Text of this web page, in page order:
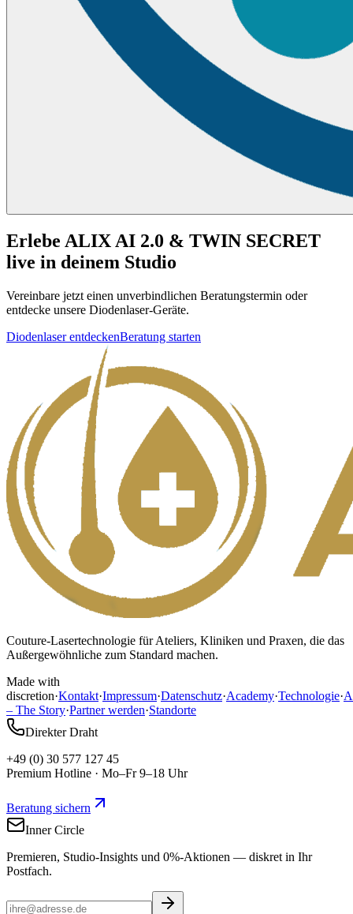
Erlebe ALIX AI 2.0 & TWIN SECRET
live in deinem Studio
Vereinbare jetzt einen unverbindlichen Beratungstermin oder
entdecke unsere Diodenlaser-Geräte.
Diodenlaser entdeckenBeratung starten
Couture-Lasertechnologie für Ateliers, Kliniken und Praxen, die das
Außergewöhnliche zum Standard machen.
Made with
discretion·Kontakt·Impressum·Datenschutz·Academy·Technologie·
– The Story·Partner werden·Standorte
Direkter Draht
+49 (0) 30 577 127 45
Premium Hotline · Mo–Fr 9–18 Uhr
Beratung sichern
Inner Circle
Premieren, Studio-Insights und 0%-Aktionen — diskret in Ihr
Postfach.